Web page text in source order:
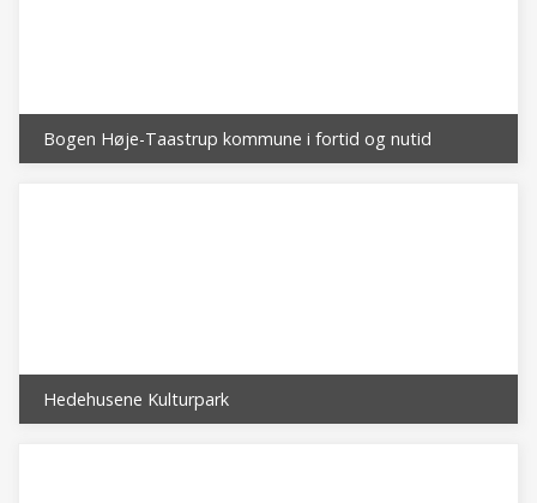
Bogen Høje-Taastrup kommune i fortid og nutid
Hedehusene Kulturpark